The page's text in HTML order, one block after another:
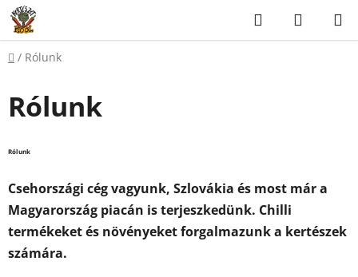
Ugrás
fő
tartalomhoz
KeresésKOSÁR
Kezdőlap
/ Rólunk
Rólunk
Rólunk
Csehországi cég vagyunk, Szlovákia és most már a
Magyarország piacán is terjeszkedünk. Chilli
termékeket és növényeket forgalmazunk a kertészek
számára.